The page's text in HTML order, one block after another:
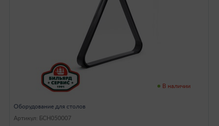
В наличии
Оборудование для столов
Артикул: БСН050007